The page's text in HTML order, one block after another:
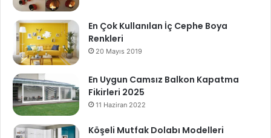
En Çok Kullanılan İç Cephe Boya
Renkleri
20 Mayıs 2019
En Uygun Camsız Balkon Kapatma
Fikirleri 2025
11 Haziran 2022
Köşeli Mutfak Dolabı Modelleri